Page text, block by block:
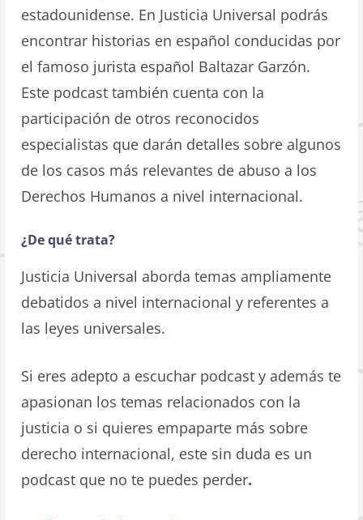
estadounidense. En Justicia Universal podrás
encontrar historias en español conducidas por
el famoso jurista español Baltazar Garzón.
Este podcast también cuenta con la
participación de otros reconocidos
especialistas que darán detalles sobre algunos
de los casos más relevantes de abuso a los
Derechos Humanos a nivel internacional.
¿De qué trata?
Justicia Universal aborda temas ampliamente
debatidos a nivel internacional y referentes a
las leyes universales.
Si eres adepto a escuchar podcast y además te
apasionan los temas relacionados con la
justicia o si quieres empaparte más sobre
derecho internacional, este sin duda es un
podcast que no te puedes perder.